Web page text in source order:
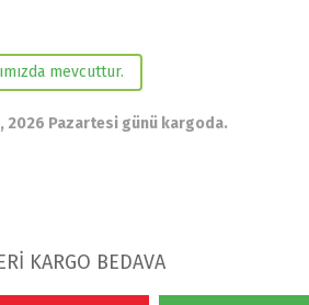
mevcuttur.
2026 Pazartesi günü kargoda.
KARGO BEDAVA